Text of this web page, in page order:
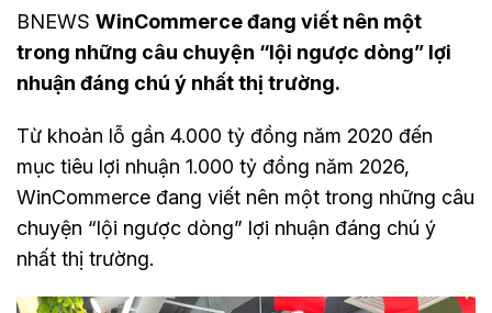
BNEWS WinCommerce đang viết nên một
trong những câu chuyện “lội ngược dòng” lợi
nhuận đáng chú ý nhất thị trường.
Từ khoản lỗ gần 4.000 tỷ đồng năm 2020 đến
mục tiêu lợi nhuận 1.000 tỷ đồng năm 2026,
WinCommerce đang viết nên một trong những câu
chuyện “lội ngược dòng” lợi nhuận đáng chú ý
nhất thị trường.